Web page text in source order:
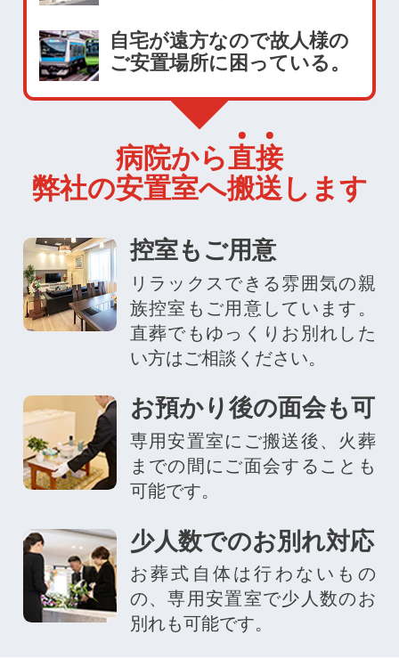
自宅が遠方なので故人様の
ご安置場所に困っている。
病院から直接
弊社の安置室へ搬送します
控室もご用意
リラックスできる雰囲気の親
族控室もご用意しています。
直葬でもゆっくりお別れした
い方はご相談ください。
お預かり後の面会も可
専用安置室にご搬送後、火葬
までの間にご面会することも
可能です。
少人数でのお別れ対応
お葬式自体は行わないもの
の、専用安置室で少人数のお
別れも可能です。